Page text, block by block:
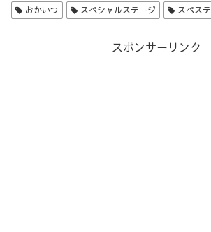
おかいつ
スペシャルステージ スペステ
スポンサーリンク